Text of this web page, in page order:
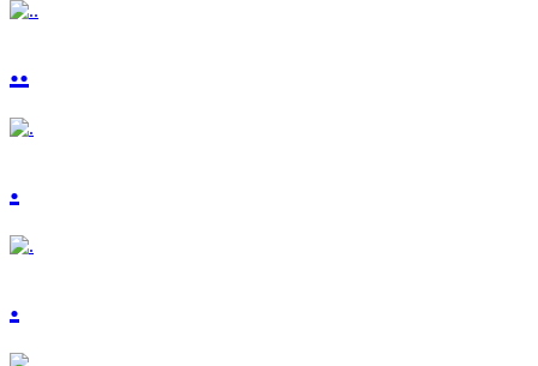
..
.
.